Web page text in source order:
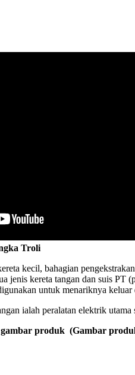
Troli
kecil, bahagian
jenis kereta tangan dan suis
untuk menariknya
ialah peralatan elektrik
produk (Gambar